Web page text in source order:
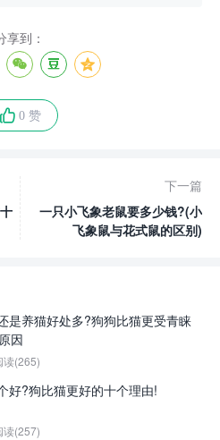
享到：
0 赞
下一篇
一只小飞象老鼠要多少钱?(小
飞象鼠与花式鼠的区别)
是养猫好处多?狗狗比猫更受青睐
因
读(265)
好?狗比猫更好的十个理由!
读(257)